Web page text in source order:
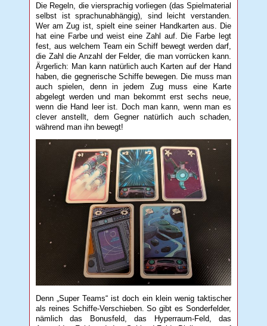
Die Regeln, die viersprachig vorliegen (das Spielmaterial
selbst ist sprachunabhängig), sind leicht verstanden.
Wer am Zug ist, spielt eine seiner Handkarten aus. Die
hat eine Farbe und weist eine Zahl auf. Die Farbe legt
fest, aus welchem Team ein Schiff bewegt werden darf,
die Zahl die Anzahl der Felder, die man vorrücken kann.
Ärgerlich: Man kann natürlich auch Karten auf der Hand
haben, die gegnerische Schiffe bewegen. Die muss man
auch spielen, denn in jedem Zug muss eine Karte
abgelegt werden und man bekommt erst sechs neue,
wenn die Hand leer ist. Doch man kann, wenn man es
clever anstellt, dem Gegner natürlich auch schaden,
während man ihn bewegt!
Denn „Super Teams“ ist doch ein klein wenig taktischer
als reines Schiffe-Verschieben. So gibt es Sonderfelder,
nämlich das Bonusfeld, das Hyperraum-Feld, das